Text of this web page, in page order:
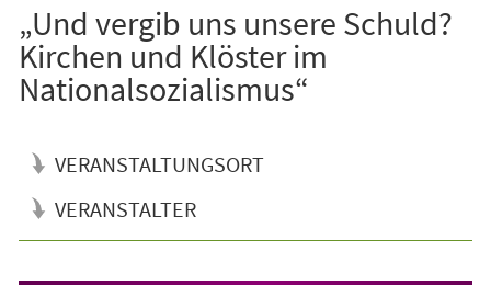
„Und vergib uns unsere Schuld?
Kirchen und Klöster im
Nationalsozialismus“
VERANSTALTUNGSORT
VERANSTALTER